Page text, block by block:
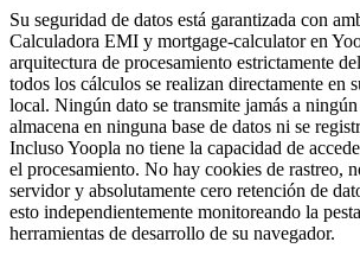
Su seguridad de datos está garantizada con
Calculadora EMI y mortgage-calculator en
arquitectura de procesamiento estrictamente
todos los cálculos se realizan directamente en
local. Ningún dato se transmite jamás a
almacena en ninguna base de datos ni se
Incluso Yoopla no tiene la capacidad de
el procesamiento. No hay cookies de rastreo,
servidor y absolutamente cero retención de
esto independientemente monitoreando la
herramientas de desarrollo de su navegador.